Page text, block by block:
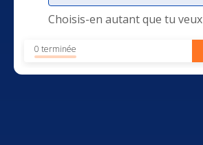
Choisis-en autant que tu veux
0 terminée